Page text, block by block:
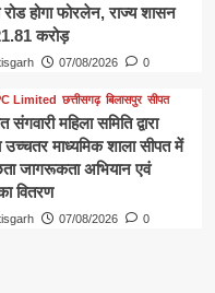
होगा फोरलेन, राज्य शासन
करोड़
07/08/2026 0
Limited छत्तीसगढ़ बिलासपुर सीपत
संगवारी महिला समिति द्वारा
माध्यमिक शाला सीपत में
जागरूकता अभियान एवं
वितरण
07/08/2026 0